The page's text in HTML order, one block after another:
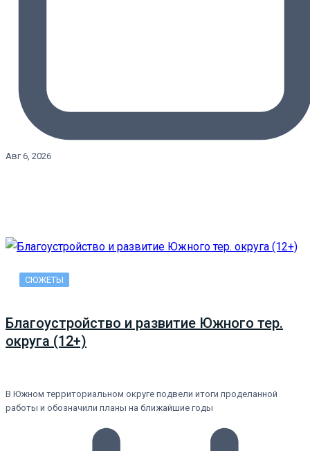
Авг 6, 2026
СЮЖЕТЫ
Благоустройство и развитие Южного тер.
округа (12+)
В Южном территориальном округе подвели итоги проделанной
работы и обозначили планы на ближайшие годы